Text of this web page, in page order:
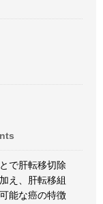
で肝転移切除
え、肝転移組
能な癌の特徴